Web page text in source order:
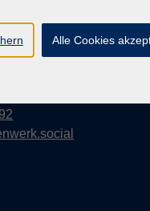
Alle Cookies